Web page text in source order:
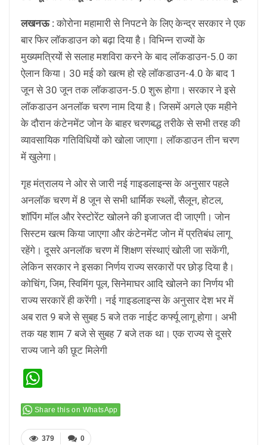
लखनऊ :कोरोना महामारी से निपटने के लिए केन्द्र सरकार ने एक
बार फिर लाॅकडाउन को बढ़ा दिया है। विभिन्न राज्यों के
मुख्यमत्रियों से सलाह मशविरा करने के बाद लाॅकडाउन-5.0 का
ऐलान किया। 30 मई को खत्म हो रहे लाॅकडाउन-4.0 के बाद 1
जून से 30 जून तक लाॅकडाउन-5.0 शुरू होगा। सरकार ने इसे
लाॅकडाउन अनलाॅक चरण नाम दिया है। जिसमें अगले एक महीने
के दौरान कंटेनमेंट जोन के बाहर चरणबद्ध तरीके से सभी तरह की
व्यावसायिक गतिविधियों को खोला जाएगा। लाॅकडाउन तीन चरण
में खुलेगा।
गृह मंत्रालय ने ओर से जारी नई गाइडलाइन्स के अनुसार पहले
अनलाॅक चरण में 8 जून से सभी धार्मिक स्थ्लों, सैलून, होटल,
शाॅपिंग माॅल और रेस्टोरेंट खोलने की इजाजत दी जाएगी। जोन
सिस्टम खत्म किया जाएगा और कंटेनमेंट जोन में प्रतिबंध लागू
रहेंगे। दूसरे अनलाॅक चरण में शिक्षण संस्थाएं खोली जा सकेंगी,
लेकिन सरकार ने इसका निर्णय राज्य सरकारों पर छोड़ दिया है।
कोचिंग, जिम, स्विमिंग पूल, सिनेमाघर आदि खोलने का निर्णय भी
राज्य सरकारें ही करेंगी। नई गाइडलाइन्स के अनुसार देश भर में
अब रात 9 बजे से सुबह 5 बजे तक नाईट कर्फ्यू लागू होगा। अभी
तक यह शाम 7 बजे से सुबह 7 बजे तक था। एक राज्य से दूसरे
राज्य जाने की छूट मिलेगी
Share this on WhatsApp
0
379